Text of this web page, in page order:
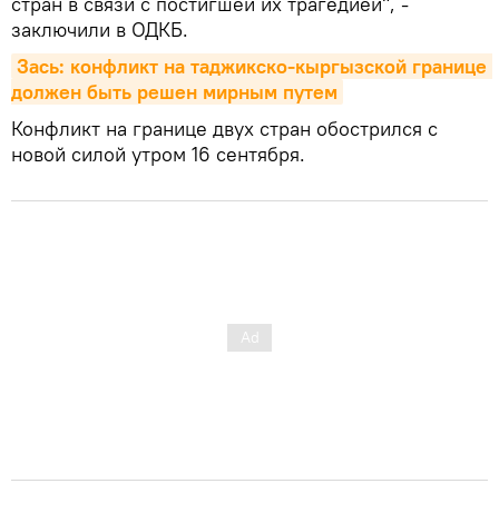
заключили в ОДКБ.
Зась: конфликт на таджикско-кыргызской границе
должен быть решен мирным путем
Конфликт на границе двух стран обострился с
новой силой утром 16 сентября.